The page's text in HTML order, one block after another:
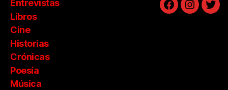
Entrevistas
Libros
Cine
Historias
Crónicas
Poesía
Música
Facebook